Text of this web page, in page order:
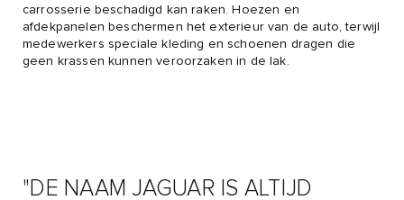
carrosserie beschadigd kan raken. Hoezen en
afdekpanelen beschermen het exterieur van de auto, terwijl
medewerkers speciale kleding en schoenen dragen die
geen krassen kunnen veroorzaken in de lak.
"DE NAAM JAGUAR IS ALTIJD